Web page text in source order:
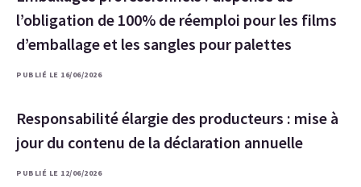
l’obligation de 100% de réemploi pour les films
d’emballage et les sangles pour palettes
PUBLIÉ LE 16/06/2026
Responsabilité élargie des producteurs : mise à
jour du contenu de la déclaration annuelle
PUBLIÉ LE 12/06/2026